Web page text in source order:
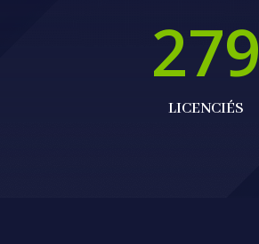
279
LICENCIÉS